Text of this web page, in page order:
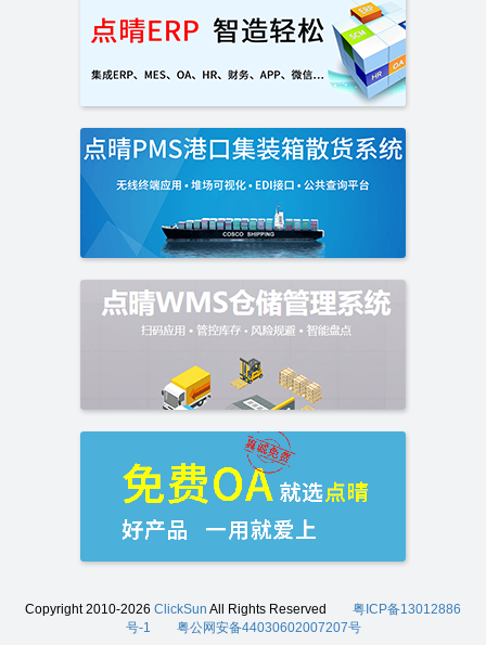
Copyright 2010-2026 ClickSun All Rights Reserved 粤ICP备13012886
号-1
粤公网安备44030602007207号